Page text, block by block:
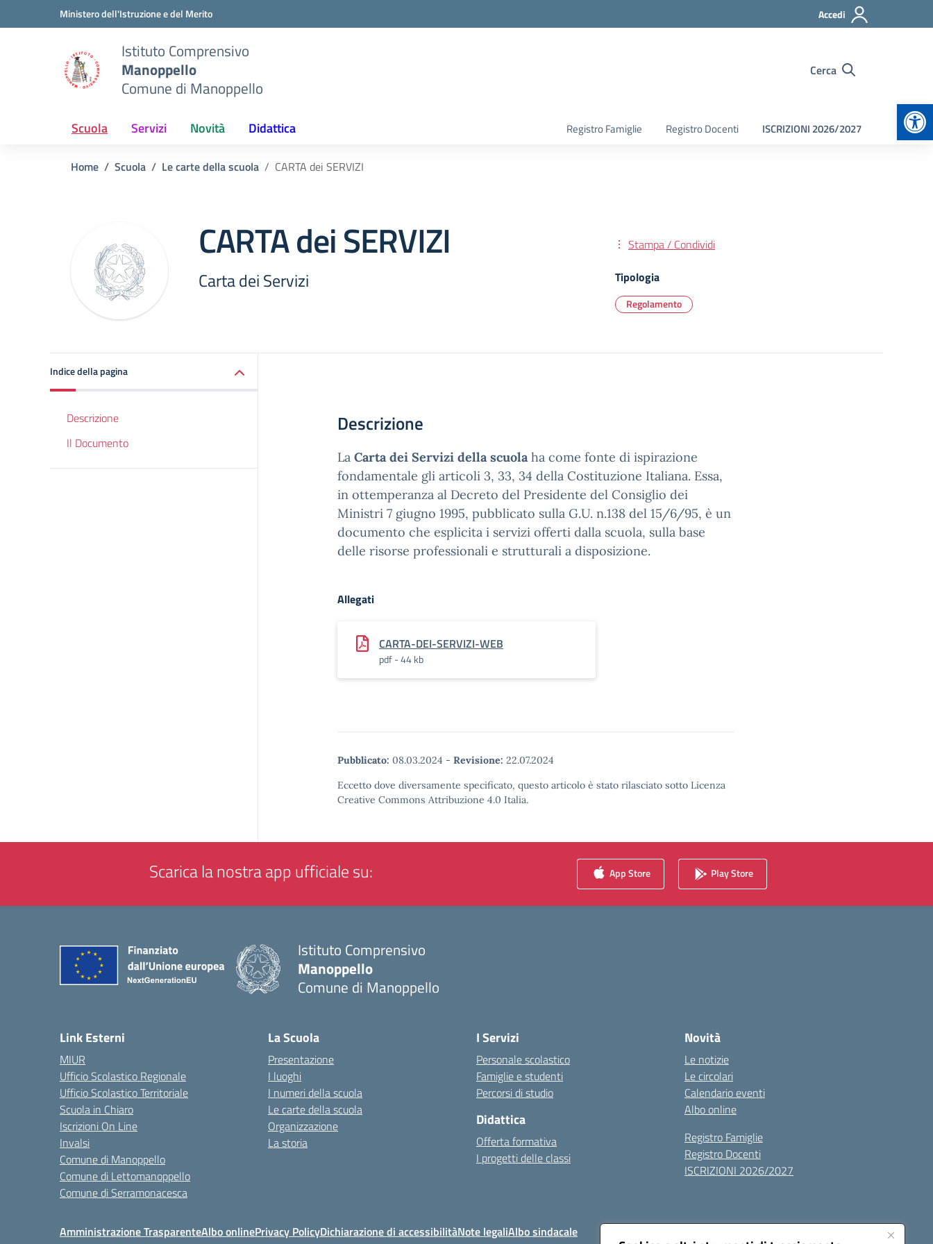
Vai ai contenuti
Vai al menu di navigazioneMinistero dell'Istruzione e del Merito Accedi
Istituto Comprensivo
Manoppello
Comune di Manoppello
Cerca
Scuola Servizi Novità Didattica Registro Famiglie Registro Docenti ISCRIZIONI 2026/2027
Home Scuola Le carte della scuola CARTA dei SERVIZI
CARTA dei SERVIZI
Carta dei Servizi
Stampa / Condividi
Tipologia
Regolamento
Indice della pagina
Descrizione
Il Documento
Descrizione
La Carta dei Servizi della scuolaha come fonte di ispirazione
fondamentale gli articoli 3, 33, 34 della Costituzione Italiana. Essa,
in ottemperanza al Decreto del Presidente del Consiglio dei
Ministri 7 giugno 1995, pubblicato sulla G.U. n.138 del 15/6/95, è un
documento che esplicita i servizi offerti dalla scuola, sulla base
delle risorse professionali e strutturali a disposizione.
Allegati
CARTA-DEI-SERVIZI-WEB
pdf - 44 kb
Pubblicato: 08.03.2024 - Revisione: 22.07.2024
Eccetto dove diversamente specificato, questo articolo è stato rilasciato sotto Licenza
Creative Commons Attribuzione 4.0 Italia.
Scarica la nostra app ufficiale su: App Store Play Store
Istituto Comprensivo
Manoppello
Comune di Manoppello
Link Esterni
MIUR
Ufficio Scolastico Regionale
Ufficio Scolastico Territoriale
Scuola in Chiaro
Iscrizioni On Line
Invalsi
Comune di Manoppello
Comune di Lettomanoppello
Comune di Serramonacesca
La Scuola
Presentazione
I luoghi
I numeri della scuola
Le carte della scuola
Organizzazione
La storia
I Servizi
Personale scolastico
Famiglie e studenti
Percorsi di studio
Didattica
Offerta formativa
I progetti delle classi
Novità
Le notizie
Le circolari
Calendario eventi
Albo online
Registro Famiglie
Registro Docenti
ISCRIZIONI 2026/2027
Amministrazione TrasparenteAlbo onlinePrivacy PolicyDichiarazione di accessibilitàNote legaliAlbo sindacale